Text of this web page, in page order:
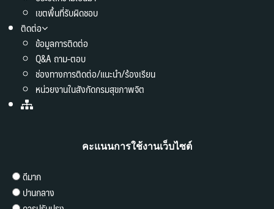
เขตพื้นที่รับผิดชอบ
ติดต่อ
ข้อมูลการติดต่อ
Q&A ถาม-ตอบ
ช่องทางการติดต่อ/แนะนำ/ร้องเรียน
หน่วยงานในสังกัดกรมสุขภาพจิต
คะแนนการใช้งานเว็บไซต์
ดีมาก
ปานกลาง